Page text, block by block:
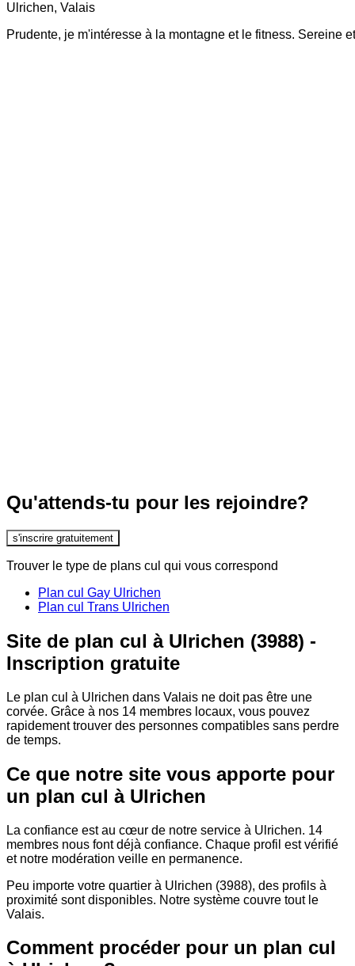
Ulrichen, Valais
Prudente, je m'intéresse à la montagne et le fitness. Sereine
Qu'attends-tu pour les rejoindre?
s'inscrire gratuitement
Trouver le type de plans cul qui vous correspond
Plan cul Gay Ulrichen
Plan cul Trans Ulrichen
Site de plan cul à Ulrichen (3988) -
Inscription gratuite
Le plan cul à Ulrichen dans Valais ne doit pas être une
corvée. Grâce à nos 14 membres locaux, vous pouvez
rapidement trouver des personnes compatibles sans perdre
de temps.
Ce que notre site vous apporte pour
un plan cul à Ulrichen
La confiance est au cœur de notre service à Ulrichen. 14
membres nous font déjà confiance. Chaque profil est vérifié
et notre modération veille en permanence.
Peu importe votre quartier à Ulrichen (3988), des profils à
proximité sont disponibles. Notre système couvre tout le
Valais.
Comment procéder pour un plan cul